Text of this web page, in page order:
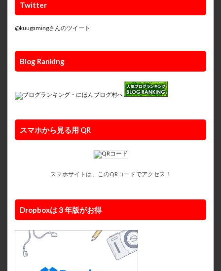
Twitter
@kuugamingさんのツイート
Blog Ranking
スマホから見る用 QR
スマホサイトは、このQRコードでアクセス！
Dropboxは３年版がお得